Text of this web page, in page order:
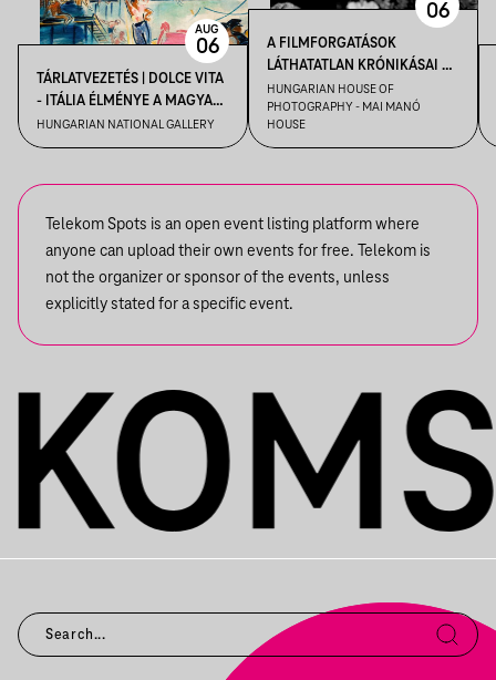
TÁRLATVEZETÉS | DOLCE VITA
- ITÁLIA ÉLMÉNYE A MAGYAR
MŰVÉSZETBEN
HUNGARIAN NATIONAL GALLERY
AUG
06
A FILMFORGATÁSOK
LÁTHATATLAN KRÓNIKÁSAI –
KENDE TAMÁS FILMFOTÓS
VEZETÉSE A FELVÉTEL! CÍMŰ
KIÁLLÍTÁSBAN
HUNGARIAN HOUSE OF
PHOTOGRAPHY - MAI MANÓ
HOUSE
06
Telekom Spots is an open event listing platform where
anyone can upload their own events for free. Telekom is
not the organizer or sponsor of the events, unless
explicitly stated for a specific event.